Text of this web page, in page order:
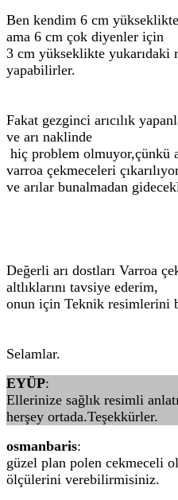
Ben kendim 6 cm
ama 6 cm çok diyenler için
3 cm yükseklikte yukarıdaki
yapabilirler.
Fakat gezginci arıcılık
ve arı naklinde
hiç problem olmuyor,çünkü
varroa çekmeceleri
ve arılar bunalmadan
Değerli arı dostları Varroa
altlıklarını tavsiye ederim,
onun için Teknik resimlerini
Selamlar.
EYÜP:
Ellerinize sağlık resimli
herşey ortada.Teşekkürler.
osmanbaris:
güzel plan polen cekmeceli
ölçülerini verebilirmisiniz.